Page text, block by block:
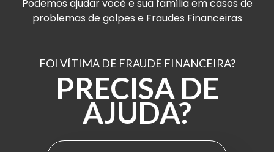
Podemos ajudar você e sua família em casos de
problemas de golpes e Fraudes Financeiras
FOI VÍTIMA DE FRAUDE FINANCEIRA?
PRECISA DE
AJUDA?